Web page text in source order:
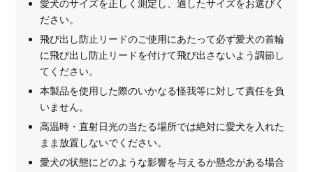
愛犬のサイズを正しく測定し、適したサイズをお選びく
ださい。
飛び出し防止リードのご使用にあたって必ず愛犬の首輪
に飛び出し防止リードを付けて飛び出さないよう調節し
てください。
本製品を使用した際のいかなる怪我等に対して責任を負
いません。
高温時・直射日光の当たる場所では絶対に愛犬を入れた
まま放置しないでください。
愛犬の状態にどのような影響を与えるか懸念がある場合